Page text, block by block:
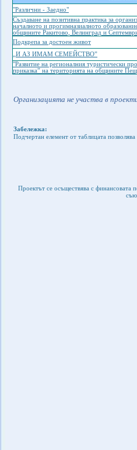
"Различни - Заедно"
Създаване на позитивна практика за
началното и прогимназиалното
общините Ракитово, Велинград и
Подкрепа за достоен живот
„И АЗ ИМАМ СЕМЕЙСТВО”
"Развитие на регионалния туристически
приказка” на територията на общините
Организацията не участва в
Забележка:
Подчертан елемент от таблицата
Проектът се осъществява с финансовата